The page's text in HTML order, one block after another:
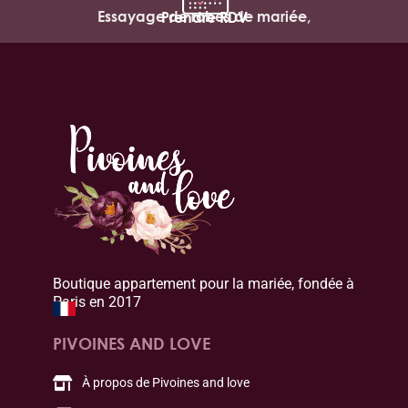
Essayage de robes de mariée,
Prendre RDV
Boutique appartement pour la mariée, fondée à
Paris en 2017
PIVOINES AND LOVE
À propos de Pivoines and love